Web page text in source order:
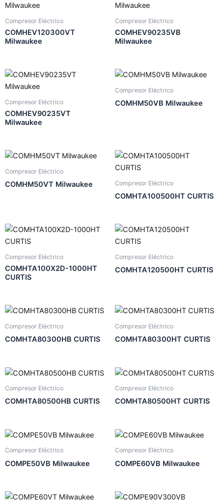
Compresor Eléctrico
COMHEV120300VT
Milwaukee
Compresor Eléctrico
COMHEV90235VB
Milwaukee
Compresor Eléctrico
COMHEV90235VT
Milwaukee
Compresor Eléctrico
COMHM50VB Milwaukee
Compresor Eléctrico
COMHM50VT Milwaukee Compresor Eléctrico
COMHTA100500HT CURTIS
Compresor Eléctrico
COMHTA100X2D-1000HT
CURTIS
Compresor Eléctrico
COMHTA120500HT CURTIS
Compresor Eléctrico
COMHTA80300HB CURTIS
Compresor Eléctrico
COMHTA80300HT CURTIS
Compresor Eléctrico
COMHTA80500HB CURTIS
Compresor Eléctrico
COMHTA80500HT CURTIS
Compresor Eléctrico
COMPE50VB Milwaukee
Compresor Eléctrico
COMPE60VB Milwaukee